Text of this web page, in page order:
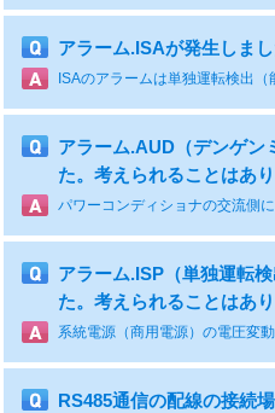
アラーム.ISAが発生しまし
アラーム.AUD（デンゲン
た。考えられることはあ
アラーム.ISP（単独運転
た。考えられることはあ
RS485通信の配線の接続